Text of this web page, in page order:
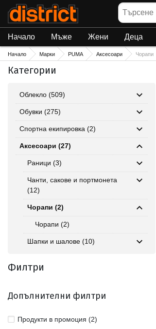
Търсене
Начало Мъже Жени Деца
Начало Марки PUMA Аксесоари Чорапи
Категории
Облекло (509)
Обувки (275)
Спортна екипировка (2)
Аксесоари (27)
Раници (3)
Чанти, сакове и портмонета
(12)
Чорапи (2)
Чорапи (2)
Шапки и шалове (10)
Филтри
Допълнителни филтри
Продукти в промоция (2)